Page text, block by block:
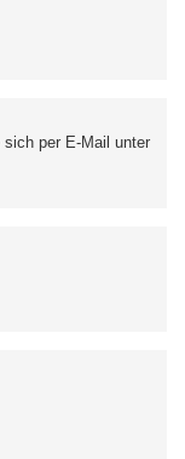
sich per E-Mail unter